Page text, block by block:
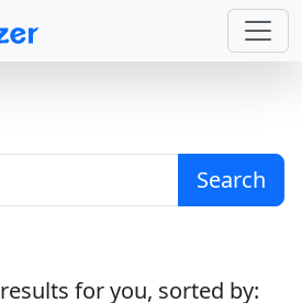
Search
results for you, sorted by: